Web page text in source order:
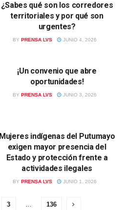
¿Sabes qué son los corredores
territoriales y por qué son
urgentes?
BY PRENSA LVS JUNIO 4, 2026
¡Un convenio que abre
oportunidades!
BY PRENSA LVS JUNIO 3, 2026
Mujeres indígenas del Putumayo
exigen mayor presencia del
Estado y protección frente a
actividades ilegales
BY PRENSA LVS JUNIO 1, 2026
3 136